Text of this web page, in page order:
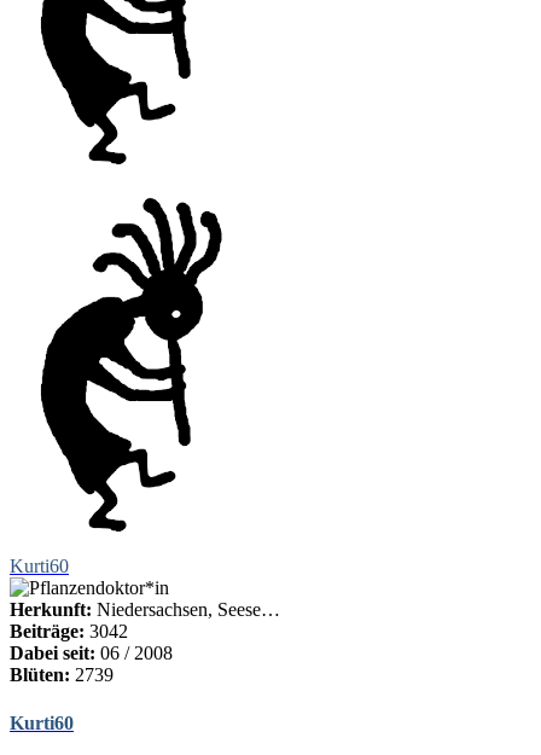
Kurti60
Herkunft: Niedersachsen, Seese…
Beiträge: 3042
Dabei seit: 06 / 2008
Blüten: 2739
Kurti60